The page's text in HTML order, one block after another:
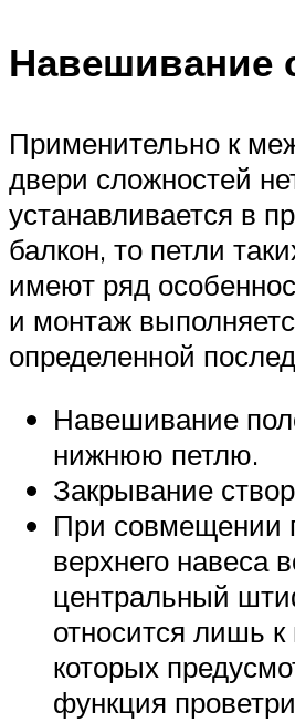
Навешивание
Применительно к
двери сложностей
устанавливается в
балкон, то петли
имеют ряд
и монтаж
определенной
Навешивание
нижнюю петлю.
Закрывание
При совмещении
верхнего навеса
центральный
относится лишь
которых
функция